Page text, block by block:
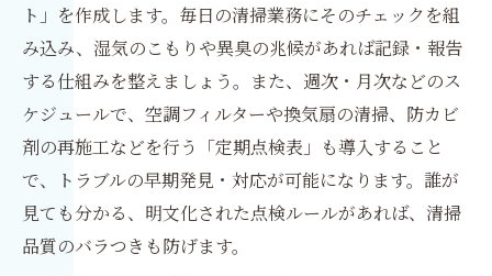
ト」を作成します。毎日の清掃業務にそのチェックを組
み込み、湿気のこもりや異臭の兆候があれば記録・報告
する仕組みを整えましょう。また、週次・月次などのス
ケジュールで、空調フィルターや換気扇の清掃、防カビ
剤の再施工などを行う「定期点検表」も導入すること
で、トラブルの早期発見・対応が可能になります。誰が
見ても分かる、明文化された点検ルールがあれば、清掃
品質のバラつきも防げます。